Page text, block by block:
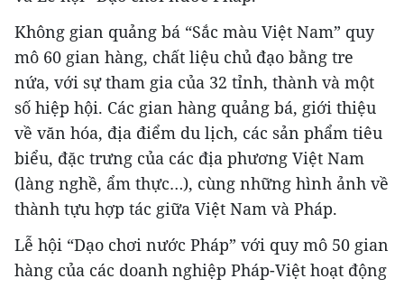
Không gian quảng bá “Sắc màu Việt Nam” quy
mô 60 gian hàng, chất liệu chủ đạo bằng tre
nứa, với sự tham gia của 32 tỉnh, thành và một
số hiệp hội. Các gian hàng quảng bá, giới thiệu
về văn hóa, địa điểm du lịch, các sản phẩm tiêu
biểu, đặc trưng của các địa phương Việt Nam
(làng nghề, ẩm thực…), cùng những hình ảnh về
thành tựu hợp tác giữa Việt Nam và Pháp.
Lễ hội “Dạo chơi nước Pháp” với quy mô 50 gian
hàng của các doanh nghiệp Pháp-Việt hoạt động